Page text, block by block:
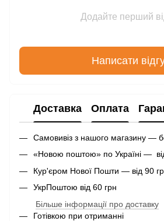
Додайте перший
Написати
Доставка Оплата
Самовивіз з нашого магазину —
«Новою поштою» по Україні —
Кур'єром Нової Пошти — від 90
УкрПоштою від 60 грн
Більше інформації про доставку
Готівкою при отриманні